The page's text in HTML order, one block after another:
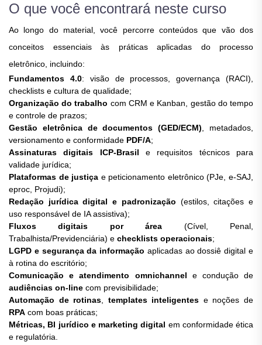
O que você encontrará neste curso
Ao longo do material, você percorre conteúdos que vão dos
conceitos essenciais às práticas aplicadas do processo
eletrônico, incluindo:
Fundamentos 4.0: visão de processos, governança (RACI),
checklists e cultura de qualidade;
Organização do trabalho com CRM e Kanban, gestão do tempo
e controle de prazos;
Gestão eletrônica de documentos (GED/ECM) , metadados,
versionamento e conformidade PDF/A;
Assinaturas digitais ICP-Brasil e requisitos técnicos para
validade jurídica;
Plataformas de justiça e peticionamento eletrônico (PJe, e-SAJ,
eproc, Projudi);
Redação jurídica digital e padronização (estilos, citações e
uso responsável de IA assistiva);
Fluxos digitais por área (Cível, Penal,
Trabalhista/Previdenciária) e checklists operacionais;
LGPD e segurança da informação aplicadas ao dossiê digital e
à rotina do escritório;
Comunicação e atendimento omnichannel e condução de
audiências on-line com previsibilidade;
Automação de rotinas
templates inteligentes e noções de
RPA com boas práticas;
Métricas, BI jurídico e marketing digital em conformidade ética
e regulatória.